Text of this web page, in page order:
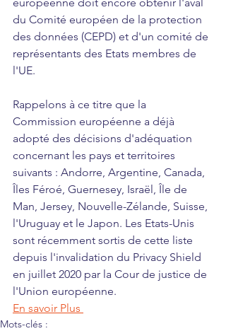
du Comité européen de la protection
des données (CEPD) et d'un comité de
représentants des Etats membres de
l'UE.
Rappelons à ce titre que la
Commission européenne a déjà
adopté des décisions d'adéquation
concernant les pays et territoires
suivants : Andorre, Argentine, Canada,
Îles Féroé, Guernesey, Israël, Île de
Man, Jersey, Nouvelle-Zélande, Suisse,
l'Uruguay et le Japon. Les Etats-Unis
sont récemment sortis de cette liste
depuis l'invalidation du Privacy Shield
en juillet 2020 par la Cour de justice de
l'Union européenne.
En savoir Plus
Mots-clés :